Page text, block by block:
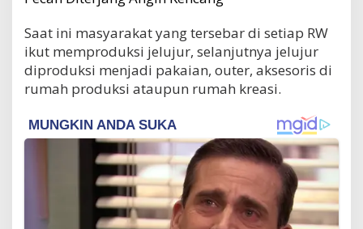
Saat ini masyarakat yang tersebar di setiap RW
ikut memproduksi jelujur, selanjutnya jelujur
diproduksi menjadi pakaian, outer, aksesoris di
rumah produksi ataupun rumah kreasi.